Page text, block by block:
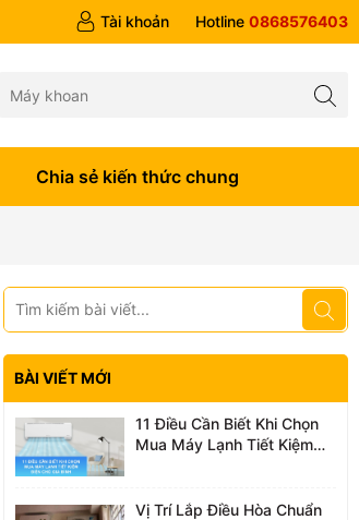
Tài khoản Hotline 0868576403
Chia sẻ kiến thức chung
BÀI VIẾT MỚI
11 Điều Cần Biết Khi Chọn
Mua Máy Lạnh Tiết Kiệm
Vị Trí Lắp Điều Hòa Chuẩn